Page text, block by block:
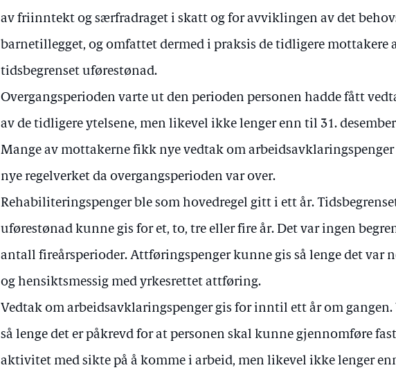
av friinntekt og særfradraget i skatt og for avviklingen av det
barnetillegget, og omfattet dermed i praksis de tidligere mottakere
tidsbegrenset uførestønad.
Overgangsperioden varte ut den perioden personen hadde fått
av de tidligere ytelsene, men likevel ikke lenger enn til 31.
Mange av mottakerne fikk nye vedtak om arbeidsavklaringspenger
nye regelverket da overgangsperioden var over.
Rehabiliteringspenger ble som hovedregel gitt i ett år.
uførestønad kunne gis for et, to, tre eller fire år. Det var ingen
antall fireårsperioder. Attføringspenger kunne gis så lenge det var
og hensiktsmessig med yrkesrettet attføring.
Vedtak om arbeidsavklaringspenger gis for inntil ett år om gangen.
så lenge det er påkrevd for at personen skal kunne gjennomføre
aktivitet med sikte på å komme i arbeid, men likevel ikke lenger